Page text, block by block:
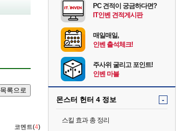
목록으로
코멘트(4)
PC 견적이 궁금하다면?
IT인벤 견적게시판
매일매일,
인벤 출석체크!
주사위 굴리고 포인트!
인벤 마블
몬스터 헌터 4 정보 -
스킬 효과 총 정리